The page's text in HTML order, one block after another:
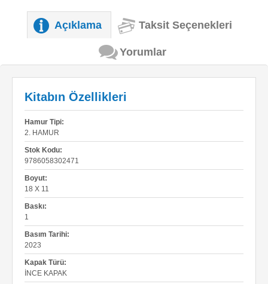
Açıklama Taksit Seçenekleri
Yorumlar
Kitabın Özellikleri
Hamur Tipi:
2. HAMUR
Stok Kodu:
9786058302471
Boyut:
18 X 11
Baskı:
1
Basım Tarihi:
2023
Kapak Türü:
İNCE KAPAK